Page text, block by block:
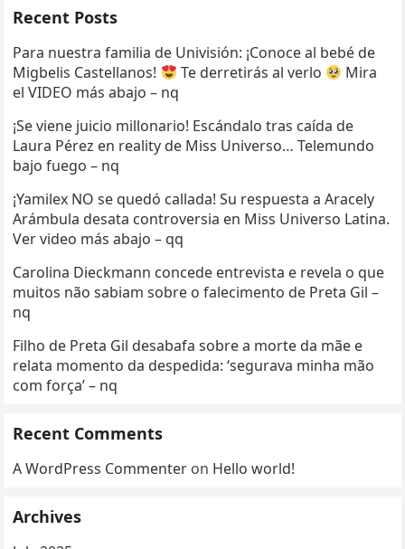
Recent Posts
Para nuestra familia de Univisión: ¡Conoce al bebé de
Migbelis Castellanos!
Te derretirás al verlo
Mira
el VIDEO más abajo – nq
¡Se viene juicio millonario! Escándalo tras caída de
Laura Pérez en reality de Miss Universo… Telemundo
bajo fuego – nq
¡Yamilex NO se quedó callada! Su respuesta a Aracely
Arámbula desata controversia en Miss Universo Latina.
Ver video más abajo – qq
Carolina Dieckmann concede entrevista e revela o que
muitos não sabiam sobre o falecimento de Preta Gil –
nq
Filho de Preta Gil desabafa sobre a morte da mãe e
relata momento da despedida: ‘segurava minha mão
com força’ – nq
Recent Comments
A WordPress Commenter on Hello world!
Archives